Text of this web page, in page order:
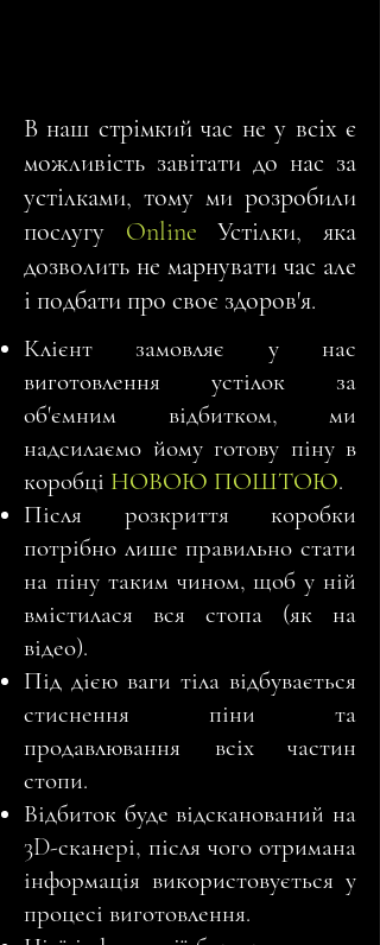
В наш стрімкий час не у всіх є
можливість завітати до нас за
устілками, тому ми розробили
послугу
Online Устілки, яка
дозволить не марнувати час але
і подбати про своє здоров'я.
Клієнт замовляє у нас
виготовлення устілок за
об'ємним відбитком, ми
надсилаємо йому готову піну в
коробці НОВОЮ ПОШТОЮ.
Після розкриття коробки
потрібно лише правильно стати
на піну таким чином, щоб у ній
вмістилася вся стопа (як на
відео).
Під дією ваги тіла відбувається
стиснення піни та
продавлювання всіх частин
стопи.
Відбиток буде відсканований на
3D-сканері, після чого отримана
інформація використовується у
процесі виготовлення.